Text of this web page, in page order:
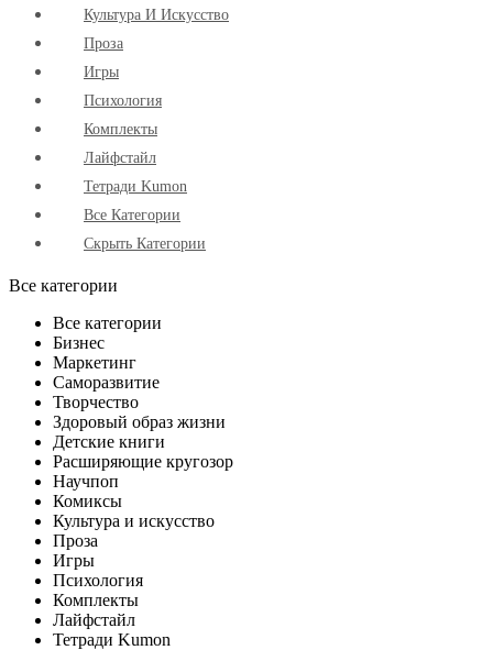
Культура И Искусство
Проза
Игры
Психология
Комплекты
Лайфстайл
Тетради Kumon
Все Категории
Скрыть Категории
Все категории
Все категории
Бизнес
Маркетинг
Саморазвитие
Творчество
Здоровый образ жизни
Детские книги
Расширяющие кругозор
Научпоп
Комиксы
Культура и искусство
Проза
Игры
Психология
Комплекты
Лайфстайл
Тетради Kumon